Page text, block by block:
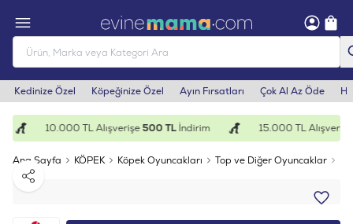
Kedinize Özel Köpeğinize Özel Ayın Fırsatları Çok Al Az Öde
10.000 TL Alışverişe500 TLİndirim 15.000 TL Alışverişe
Ana Sayfa KÖPEK Köpek Oyuncakları Top ve Diğer Oyuncaklar
Paylaş